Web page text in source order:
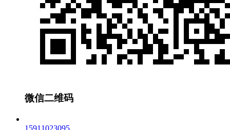
微信二维码
15911023095